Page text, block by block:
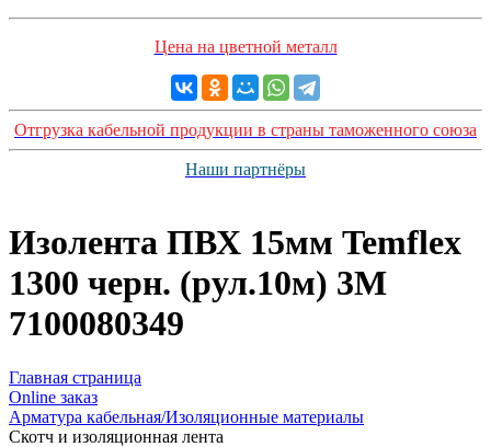
Цена на цветной металл
Отгрузка кабельной продукции в страны таможенного союза
Наши партнёры
Изолента ПВХ 15мм Temflex
1300 черн. (рул.10м) 3М
7100080349
Главная страница
Оnline заказ
Арматура кабельная/Изоляционные материалы
Скотч и изоляционная лента